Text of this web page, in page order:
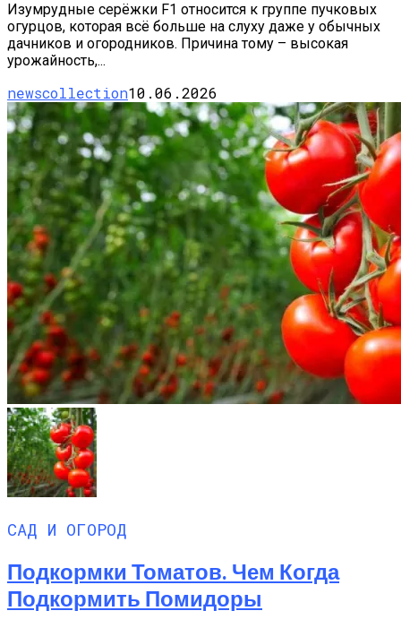
Изумрудные серёжки F1 относится к группе пучковых
огурцов, которая всё больше на слуху даже у обычных
дачников и огородников. Причина тому – высокая
урожайность,...
newscollection10.06.2026
САД И ОГОРОД
Подкормки Томатов. Чем Когда
Подкормить Помидоры